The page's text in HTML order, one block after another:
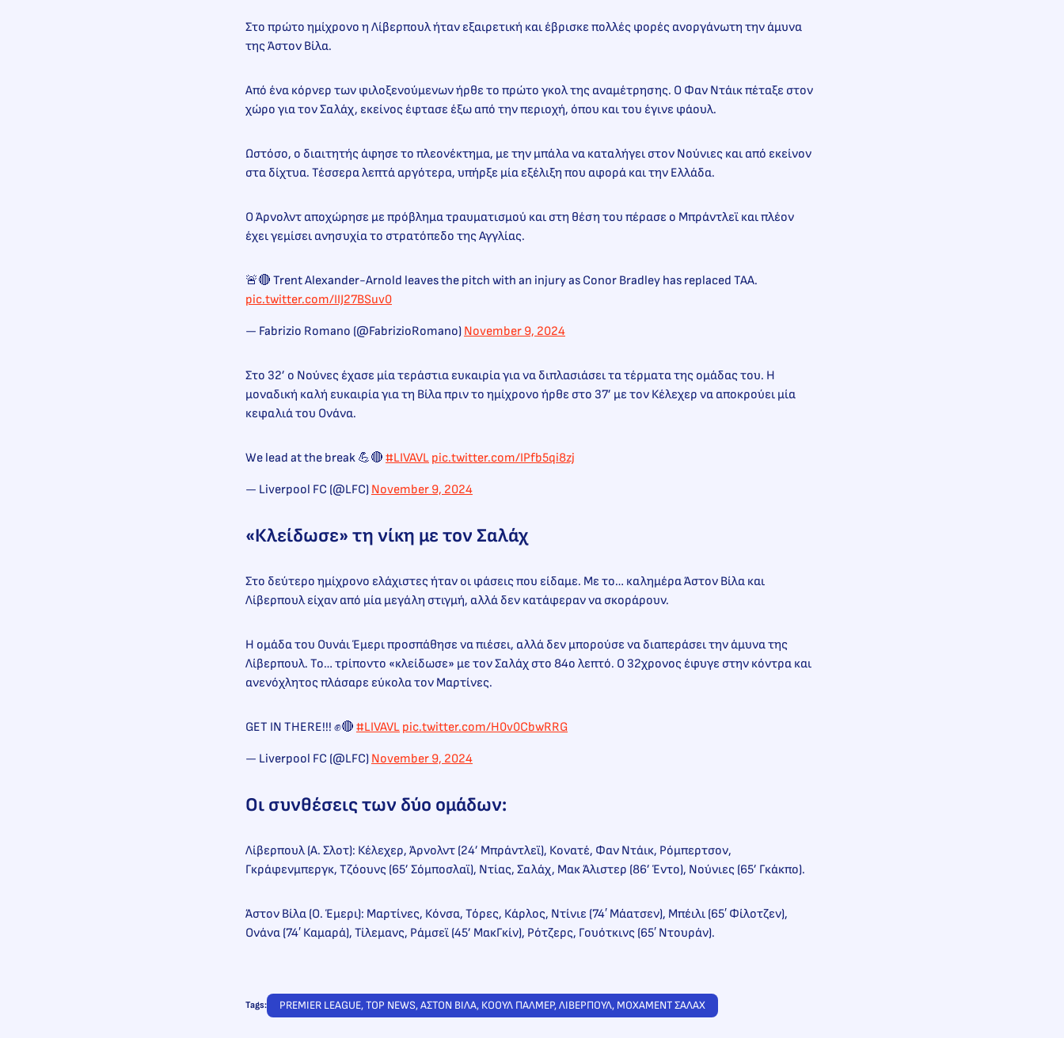
Στο πρώτο ημίχρονο η Λίβερπουλ ήταν εξαιρετική και έβρισκε πολλές φορές ανοργάνωτη την άμυνα
της Άστον Βίλα.
Από ένα κόρνερ των φιλοξενούμενων ήρθε το πρώτο γκολ της αναμέτρησης. Ο Φαν Ντάικ πέταξε στον
χώρο για τον Σαλάχ, εκείνος έφτασε έξω από την περιοχή, όπου και του έγινε φάουλ.
Ωστόσο, ο διαιτητής άφησε το πλεονέκτημα, με την μπάλα να καταλήγει στον Νούνιες και από εκείνον
στα δίχτυα. Τέσσερα λεπτά αργότερα, υπήρξε μία εξέλιξη που αφορά και την Ελλάδα.
Ο Άρνολντ αποχώρησε με πρόβλημα τραυματισμού και στη θέση του πέρασε ο Μπράντλεϊ και πλέον
έχει γεμίσει ανησυχία το στρατόπεδο της Αγγλίας.
🚨🔴 Trent Alexander-Arnold leaves the pitch with an injury as Conor Bradley has replaced TAA.
pic.twitter.com/IIJ27BSuv0
— Fabrizio Romano (@FabrizioRomano) November 9, 2024
Στο 32’ ο Νούνες έχασε μία τεράστια ευκαιρία για να διπλασιάσει τα τέρματα της ομάδας του. Η
μοναδική καλή ευκαιρία για τη Βίλα πριν το ημίχρονο ήρθε στο 37’ με τον Κέλεχερ να αποκρούει μία
κεφαλιά του Ονάνα.
We lead at the break 💪🔴 #LIVAVL pic.twitter.com/IPfb5qi8zj
— Liverpool FC (@LFC) November 9, 2024
«Κλείδωσε» τη νίκη με τον Σαλάχ
Στο δεύτερο ημίχρονο ελάχιστες ήταν οι φάσεις που είδαμε. Με το… καλημέρα Άστον Βίλα και
Λίβερπουλ είχαν από μία μεγάλη στιγμή, αλλά δεν κατάφεραν να σκοράρουν.
Η ομάδα του Ουνάι Έμερι προσπάθησε να πιέσει, αλλά δεν μπορούσε να διαπεράσει την άμυνα της
Λίβερπουλ. Το… τρίποντο «κλείδωσε» με τον Σαλάχ στο 84ο λεπτό. Ο 32χρονος έφυγε στην κόντρα και
ανενόχλητος πλάσαρε εύκολα τον Μαρτίνες.
GET IN THERE!!! ✊🔴 #LIVAVL pic.twitter.com/H0v0CbwRRG
— Liverpool FC (@LFC) November 9, 2024
Οι συνθέσεις των δύο ομάδων:
Λίβερπουλ (Α. Σλοτ): Κέλεχερ, Άρνολντ (24’ Μπράντλεϊ), Κονατέ, Φαν Ντάικ, Ρόμπερτσον,
Γκράφενμπεργκ, Τζόουνς (65’ Σόμποσλαϊ), Ντίας, Σαλάχ, Μακ Άλιστερ (86’ Έντο), Νούνιες (65’ Γκάκπο).
Άστον Βίλα (Ο. Έμερι): Μαρτίνες, Κόνσα, Τόρες, Κάρλος, Ντίνιε (74′ Μάατσεν), Μπέιλι (65′ Φίλοτζεν),
Ονάνα (74′ Καμαρά), Τίλεμανς, Ράμσεϊ (45’ ΜακΓκίν), Ρότζερς, Γουότκινς (65′ Ντουράν).
Tags: PREMIER LEAGUE, TOP NEWS, ΑΣΤΟΝ ΒΙΛΑ, ΚΟΟΥΛ ΠΑΛΜΕΡ, ΛΙΒΕΡΠΟΥΛ, ΜΟΧΑΜΕΝΤ ΣΑΛΑΧ